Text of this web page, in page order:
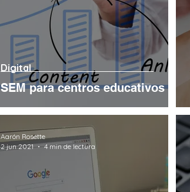
SEM para centros educativos
Digital
Aarón Rosette
2 jun 2021
4 min de lectura